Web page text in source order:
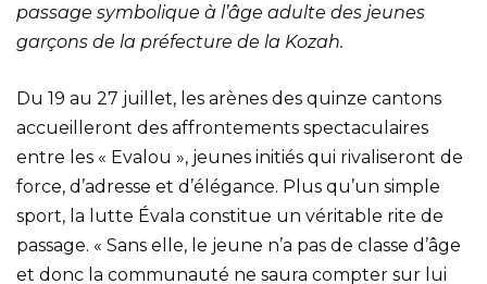
passage symbolique à l’âge adulte des jeunes
garçons de la préfecture de la Kozah.
Du 19 au 27 juillet, les arènes des quinze cantons
accueilleront des affrontements spectaculaires
entre les « Evalou », jeunes initiés qui rivaliseront de
force, d’adresse et d’élégance. Plus qu’un simple
sport, la lutte Évala constitue un véritable rite de
passage. « Sans elle, le jeune n’a pas de classe d’âge
et donc la communauté ne saura compter sur lui